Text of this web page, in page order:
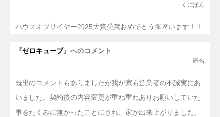
くにぽん
ハウスオブザイヤー2025大賞受賞おめでとう御座います！！
『ゼロキューブ』へのコメント
匿名
既出のコメントもありましたが我が家も営業者の不誠実にあ
いました。契約後の内容変更が重ね重ねありお願いしていた
事をたくみに無かったことにされ、家が出来上がりました。